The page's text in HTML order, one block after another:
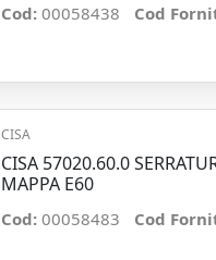
Cod: 00058438 Cod
CISA
CISA 57020.60.0
MAPPA E60
Cod: 00058483 Cod